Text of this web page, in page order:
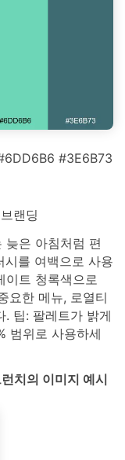
#3E6B73
랜딩
늦은 아침처럼 편
시를 여백으로 사용
이트 청록색으로
요한 메뉴, 로열티
. 팁: 팔레트가 밝게
범위로 사용하세
치의 이미지 예시